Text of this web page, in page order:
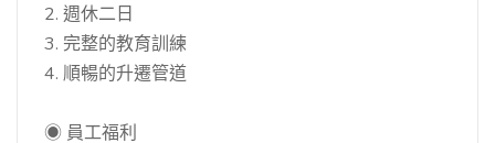
2. 週休二日
3. 完整的教育訓練
4. 順暢的升遷管道
◉ 員工福利